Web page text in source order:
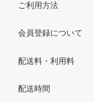
ご利用方法
会員登録について
配送料・利用料
配送時間